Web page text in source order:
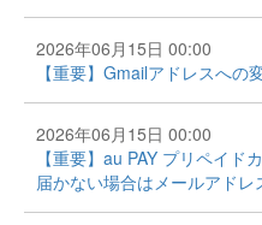
2026年06月15日 00:00
【重要】Gmailアドレスへの
2026年06月15日 00:00
【重要】au PAY プリペイド
届かない場合はメールアド